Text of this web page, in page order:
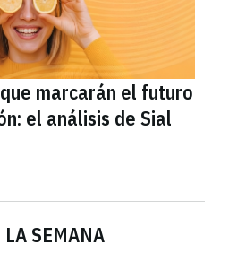
LA SEMANA
marcarán el futuro
el análisis de Sial